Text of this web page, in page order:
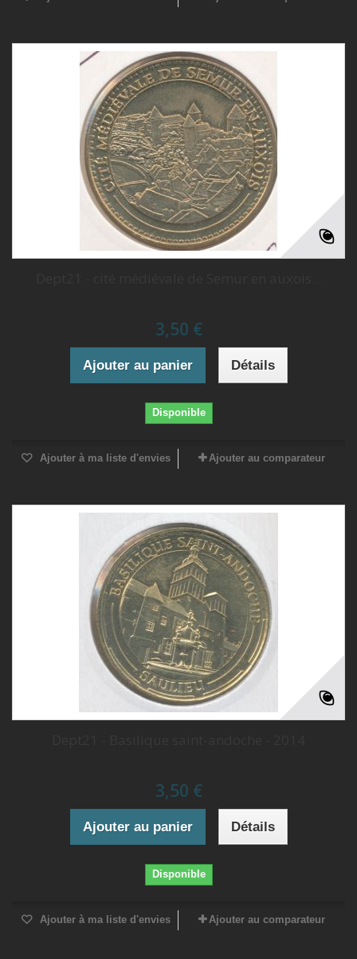
3,50 €
Ajouter au panier Détails
Disponible
Ajouter à ma liste d'envies Ajouter au comparateur
3,50 €
Ajouter au panier Détails
Disponible
Ajouter à ma liste d'envies Ajouter au comparateur